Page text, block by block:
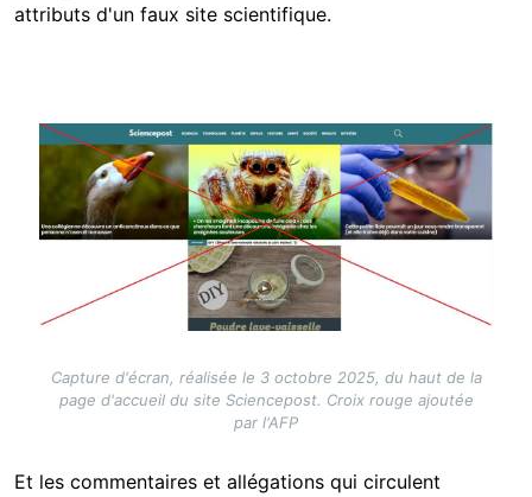
attributs d'un faux site scientifique.
Image
Capture d'écran, réalisée le 3 octobre 2025, du haut de la
page d'accueil du site Sciencepost. Croix rouge ajoutée
par l'AFP
Et les commentaires et allégations qui circulent